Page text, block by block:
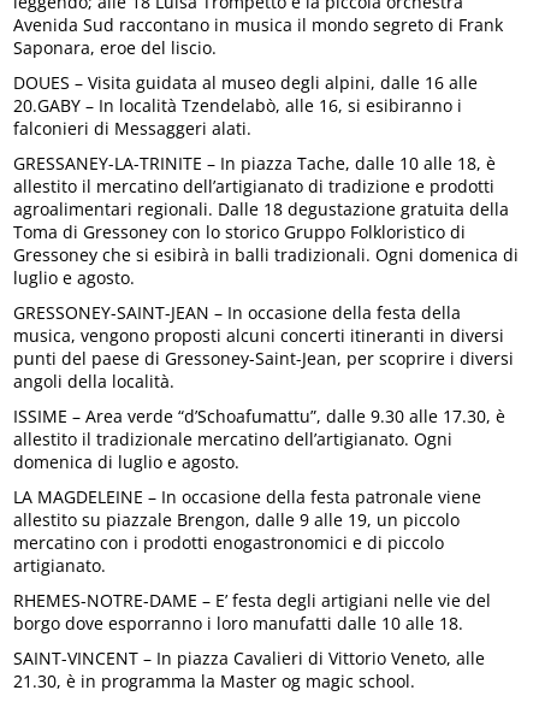
Avenida Sud raccontano in musica il mondo segreto di Frank
Saponara, eroe del liscio.
DOUES – Visita guidata al museo degli alpini, dalle 16 alle
20.GABY – In località Tzendelabò, alle 16, si esibiranno i
falconieri di Messaggeri alati.
GRESSANEY-LA-TRINITE – In piazza Tache, dalle 10 alle 18, è
allestito il mercatino dell’artigianato di tradizione e prodotti
agroalimentari regionali. Dalle 18 degustazione gratuita della
Toma di Gressoney con lo storico Gruppo Folkloristico di
Gressoney che si esibirà in balli tradizionali. Ogni domenica di
luglio e agosto.
GRESSONEY-SAINT-JEAN – In occasione della festa della
musica, vengono proposti alcuni concerti itineranti in diversi
punti del paese di Gressoney-Saint-Jean, per scoprire i diversi
angoli della località.
ISSIME – Area verde “d’Schoafumattu”, dalle 9.30 alle 17.30, è
allestito il tradizionale mercatino dell’artigianato. Ogni
domenica di luglio e agosto.
LA MAGDELEINE – In occasione della festa patronale viene
allestito su piazzale Brengon, dalle 9 alle 19, un piccolo
mercatino con i prodotti enogastronomici e di piccolo
artigianato.
RHEMES-NOTRE-DAME – E’ festa degli artigiani nelle vie del
borgo dove esporranno i loro manufatti dalle 10 alle 18.
SAINT-VINCENT – In piazza Cavalieri di Vittorio Veneto, alle
21.30, è in programma la Master og magic school.